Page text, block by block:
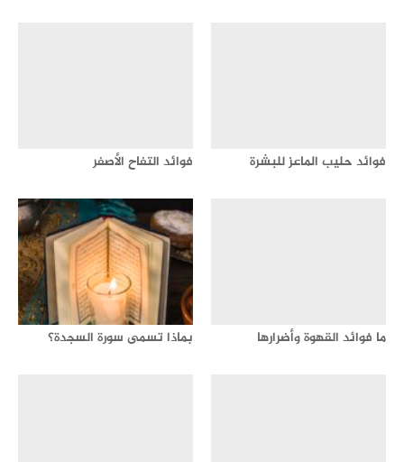
فوائد حليب الماعز للبشرة فوائد التفاح الأصفر
ما فوائد القهوة وأضرارها بماذا تسمى سورة السجدة؟